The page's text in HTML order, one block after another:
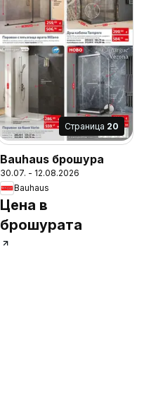
Cтраница 20
Bauhaus брошура
30.07. - 12.08.2026
Bauhaus
Цена в
брошурата